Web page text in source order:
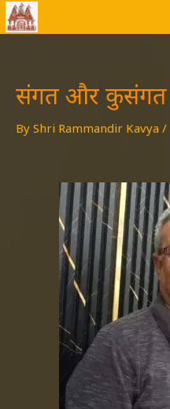
Skip
to
संगत और कुसंगत
By Shri Rammandir Kavya /